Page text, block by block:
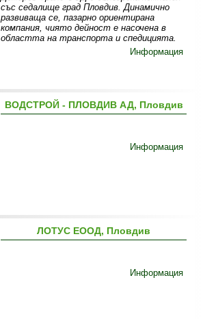
със седалище град Пловдив. Динамично
развиваща се, пазарно ориентирана
компания, чиято дейност е насочена в
областта на транспорта и спедицията.
Информация
ВОДСТРОЙ - ПЛОВДИВ АД, Пловдив
Информация
ЛОТУС ЕООД, Пловдив
Информация